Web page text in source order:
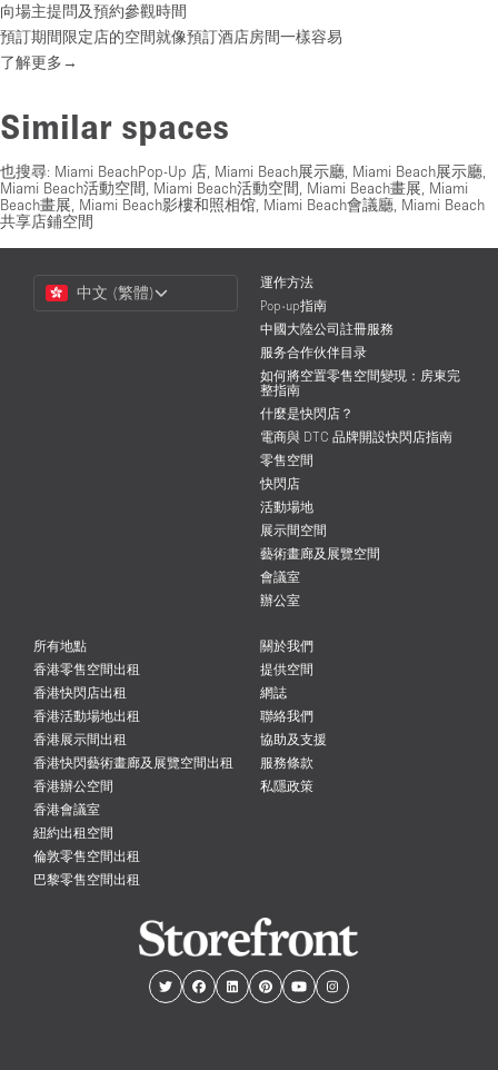
向場主提問及預約參觀時間
預訂期間限定店的空間就像預訂酒店房間一樣容易
了解更多→
Similar spaces
也搜尋: Miami BeachPop-Up 店 Miami Beach展示廳 Miami Beach展示廳
Miami Beach活動空間 Miami Beach活動空間 Miami Beach畫展 Miami
Beach畫展 Miami Beach影樓和照相馆 Miami Beach會議廳 Miami Beach
共享店鋪空間
Choose
Language
中文 (繁體)
運作方法
Pop-up指南
中國大陸公司註冊服務
服务合作伙伴目录
如何將空置零售空間變現：房東完
整指南
什麼是快閃店？
電商與 DTC 品牌開設快閃店指南
零售空間
快閃店
活動場地
展示間空間
藝術畫廊及展覽空間
會議室
辦公室
所有地點
香港零售空間出租
香港快閃店出租
香港活動場地出租
香港展示間出租
香港快閃藝術畫廊及展覽空間出租
香港辦公空間
香港會議室
紐約出租空間
倫敦零售空間出租
巴黎零售空間出租
關於我們
提供空間
網誌
聯絡我們
協助及支援
服務條款
私隱政策